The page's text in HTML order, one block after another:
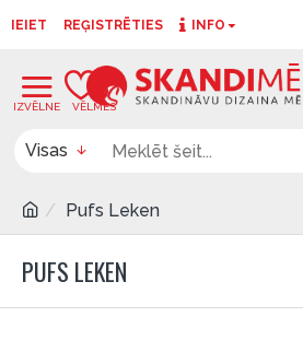
IEIET REĢISTRĒTIES INFO
Visas
Pufs Leken
PUFS LEKEN